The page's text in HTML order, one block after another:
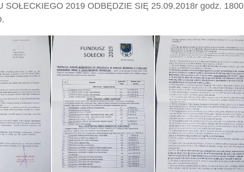
SOŁECKIEGO 2019 ODBĘDZIE SIĘ 25.09.2018r godz. 1800